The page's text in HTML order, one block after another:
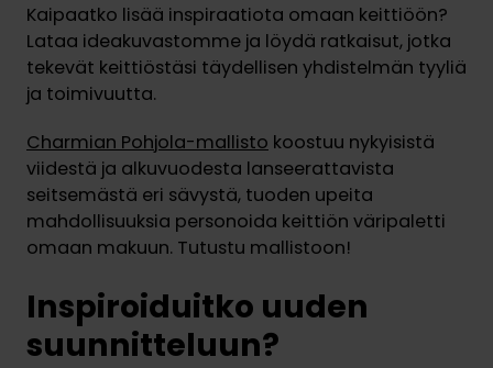
Kaipaatko lisää inspiraatiota omaan keittiöön?
Lataa ideakuvastomme ja löydä ratkaisut, jotka
tekevät keittiöstäsi täydellisen yhdistelmän tyyliä
ja toimivuutta.
Charmian Pohjola-mallisto koostuu nykyisistä
viidestä ja alkuvuodesta lanseerattavista
seitsemästä eri sävystä, tuoden upeita
mahdollisuuksia personoida keittiön väripaletti
omaan makuun. Tutustu mallistoon!
Inspiroiduitko uuden
suunnitteluun?